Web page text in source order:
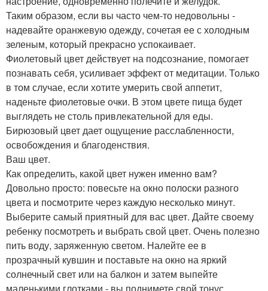
Таким образом, если вы часто чем-то недовольны -
надевайте оранжевую одежду, сочетая ее с холодным
зеленым, который прекрасно успокаивает.
Фиолетовый цвет действует на подсознание, помогает
познавать себя, усиливает эффект от медитации. Только
в том случае, если хотите умерить свой аппетит,
наденьте фиолетовые очки. В этом цвете пища будет
выглядеть не столь привлекательной для еды.
Бирюзовый цвет дает ощущение расслабленности,
освобождения и благоденствия.
Ваш цвет.
Как определить, какой цвет нужен именно вам?
Довольно просто: повесьте на окно полоски разного
цвета и посмотрите через каждую несколько минут.
Выберите самый приятный для вас цвет. Дайте своему
ребенку посмотреть и выбрать свой цвет. Очень полезно
пить воду, заряженную светом. Налейте ее в
прозрачный кувшин и поставьте на окно на яркий
солнечный свет или на балкон и затем выпейте